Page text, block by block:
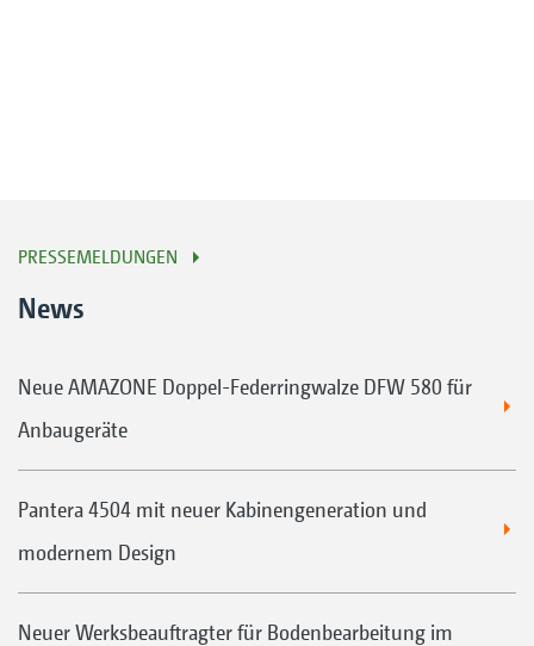
PRESSEMELDUNGEN
News
Neue AMAZONE Doppel-Federringwalze DFW 580 für
Anbaugeräte
Pantera 4504 mit neuer Kabinengeneration und
modernem Design
Neuer Werksbeauftragter für Bodenbearbeitung im